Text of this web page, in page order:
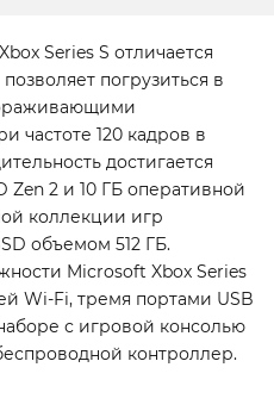
Series S отличается
погрузиться в
частоте 120 кадров в
достигается
Zen 2 и 10 ГБ оперативной
коллекции игр
объемом 512 ГБ.
Microsoft Xbox Series
Wi-Fi, тремя портами USB
с игровой консолью
контроллер.